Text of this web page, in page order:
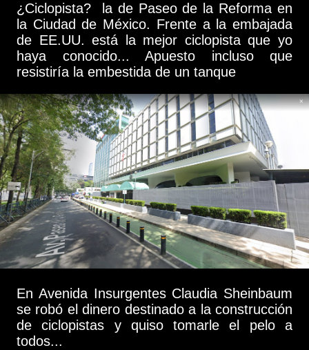
¿Ciclopista? la de Paseo de la Reforma en
la Ciudad de México. Frente a la embajada
de EE.UU. está la mejor ciclopista que yo
haya conocido... Apuesto incluso que
resistiría la embestida de un tanque
En Avenida Insurgentes Claudia Sheinbaum
se robó el dinero destinado a la construcción
de ciclopistas y quiso tomarle el pelo a
todos...